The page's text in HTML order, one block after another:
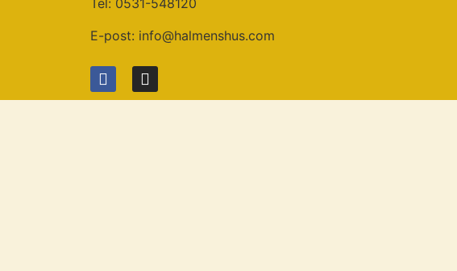
Tel: 0531-548120
E-post: info@halmenshus.com